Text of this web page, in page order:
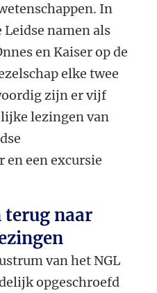
In
namen als
en Kaiser op de
elke twee
zijn er vijf
lezingen van
en een excursie
terug naar
van het NGL
opgeschroefd